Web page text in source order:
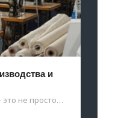
и
не просто…